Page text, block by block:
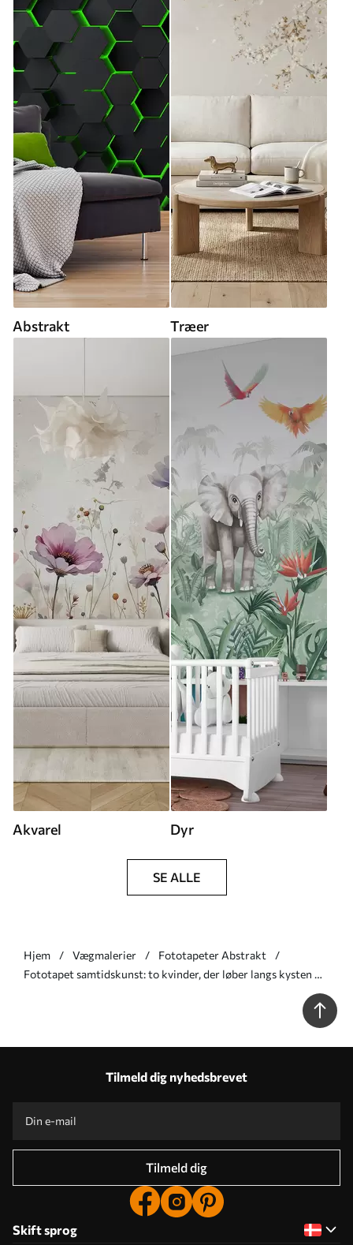
Abstrakt Træer
Akvarel Dyr
SE ALLE
Hjem Vægmalerier
Fototapeter Abstrakt
Fototapet samtidskunst: to kvinder, der løber langs kysten Nr.
Tilmeld dig nyhedsbrevet
Tilmeld dig
Skift sprog